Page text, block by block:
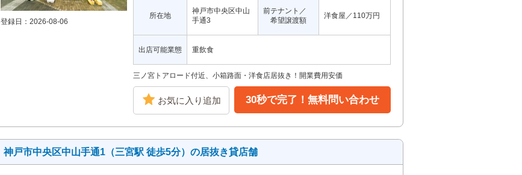
登録日：2026-08-06
所在地
神戸市中央区中山
手通3
前テナント／
希望譲渡額
洋食屋／110万円
出店可能業態 重飲食
三ノ宮トアロード付近、小箱路面・洋食店居抜き！開業費用安価
お気に入り追加 30秒で完了！無料問い合わせ
神戸市中央区中山手通1（三宮駅 徒歩5分）の居抜き貸店舗